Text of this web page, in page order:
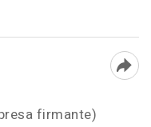
firmante)